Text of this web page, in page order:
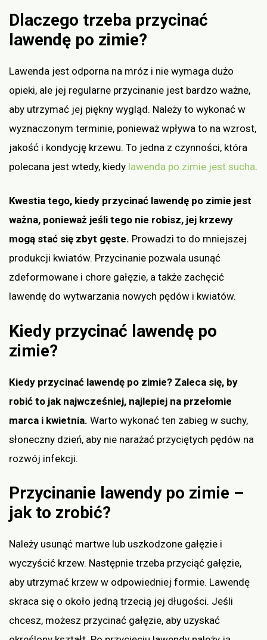
Dlaczego trzeba przycinać
lawendę po zimie?
Lawenda jest odporna na mróz i nie wymaga dużo
opieki, ale jej regularne przycinanie jest bardzo ważne,
aby utrzymać jej piękny wygląd. Należy to wykonać w
wyznaczonym terminie, ponieważ wpływa to na wzrost,
jakość i kondycję krzewu. To jedna z czynności, która
polecana jest wtedy, kiedy lawenda po zimie jest sucha.
Kwestia tego, kiedy przycinać lawendę po zimie jest
ważna, ponieważ jeśli tego nie robisz, jej krzewy
mogą stać się zbyt gęste. Prowadzi to do mniejszej
produkcji kwiatów. Przycinanie pozwala usunąć
zdeformowane i chore gałęzie, a także zachęcić
lawendę do wytwarzania nowych pędów i kwiatów.
Kiedy przycinać lawendę po
zimie?
Kiedy przycinać lawendę po zimie? Zaleca się, by
robić to jak najwcześniej, najlepiej na przełomie
marca i kwietnia. Warto wykonać ten zabieg w suchy,
słoneczny dzień, aby nie narażać przyciętych pędów na
rozwój infekcji.
Przycinanie lawendy po zimie –
jak to zrobić?
Należy usunąć martwe lub uszkodzone gałęzie i
wyczyścić krzew. Następnie trzeba przyciąć gałęzie,
aby utrzymać krzew w odpowiedniej formie. Lawendę
skraca się o około jedną trzecią jej długości. Jeśli
chcesz, możesz przycinać gałęzie, aby uzyskać